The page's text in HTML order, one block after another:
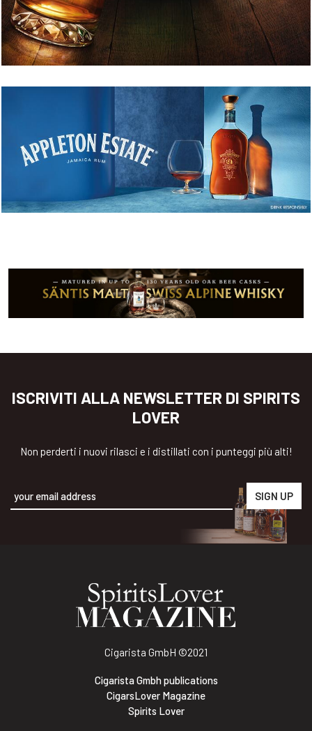
ISCRIVITI ALLA NEWSLETTER DI SPIRITS
LOVER
Non perderti i nuovi rilasci e i distillati con i punteggi più alti!
Cigarista GmbH ©2021
Cigarista Gmbh publications
CigarsLover Magazine
Spirits Lover